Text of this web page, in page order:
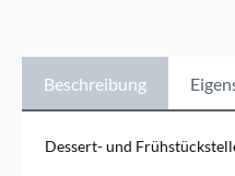
ASA Selection steht
zeitlose Eleganz und
innovative
jedes Zuhause
Die Kollektionen
Beschreibung
Dessert- und